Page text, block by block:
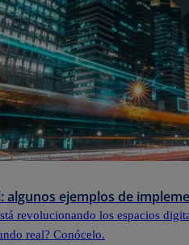
ejemplos de
revolucionando los espacios
real? Conócelo.